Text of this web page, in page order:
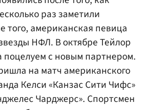
раз заметили
того, американская певица
НФЛ. В октябре Тейлор
поцелуем с новым партнером.
на матч американского
Келси «Канзас Сити Чифс»
Чарджерс». Спортсмен